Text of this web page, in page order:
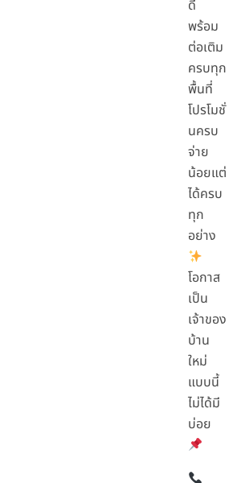
ดี
พร้อม
ต่อเติม
ครบทุก
พื้นที่
โปรโมชั่
นครบ
จ่าย
น้อยแต่
ได้ครบ
ทุก
อย่าง
โอกาส
เป็น
เจ้าของ
บ้าน
ใหม่
แบบนี้
ไม่ได้มี
บ่อย